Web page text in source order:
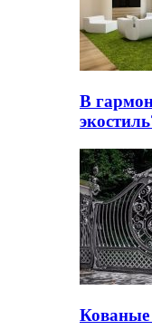
В
Кованые